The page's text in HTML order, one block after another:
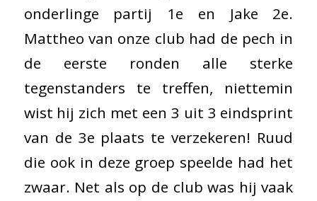
onderlinge partij 1e en Jake 2e.
Mattheo van onze club had de pech in
de eerste ronden alle sterke
tegenstanders te treffen, niettemin
wist hij zich met een 3 uit 3 eindsprint
van de 3e plaats te verzekeren! Ruud
die ook in deze groep speelde had het
zwaar. Net als op de club was hij vaak